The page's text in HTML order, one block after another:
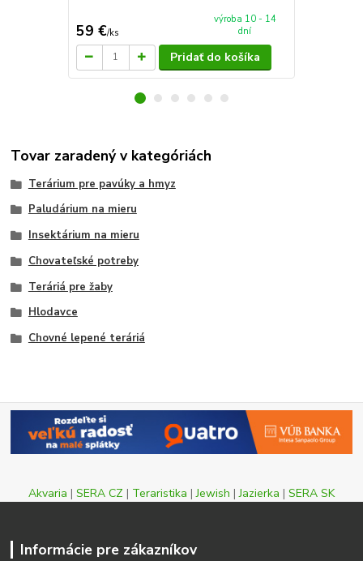
59 €/ks
výroba 10 - 14
dní
Pridať do košíka
Tovar zaradený v kategóriách
Terárium pre pavúky a hmyz
Paludárium na mieru
Insektárium na mieru
Chovateľské potreby
Teráriá pre žaby
Hlodavce
Chovné lepené teráriá
Akvaria | SERA CZ | Teraristika |Jewish |Jazierka | SERA SK
Informácie pre zákazníkov